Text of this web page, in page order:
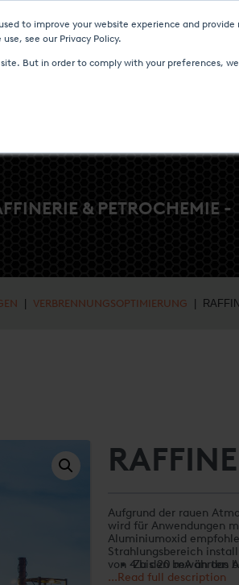
to improve your website experience and
see our Privacy Policy.
But in order to comply with your preferences,
MEDIA CENTERKARRIEREKONTAKT
& PETROCHEMIE -
| VERBRENNUNGSOPTIMIERUNG |
Aufgrund der rauen
wird für Anwendungen
Aluminiumoxid
Strahlungsbereich
von 4 bis 20 mA an das
Zu den bewährten
Heizgeräte
...Read full description